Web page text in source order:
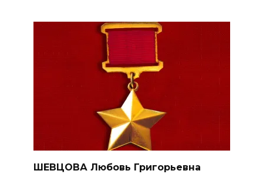
ШЕВЦОВА Любовь Григорьевна